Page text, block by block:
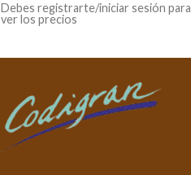
Debes registrarte/iniciar sesión para
ver los precios